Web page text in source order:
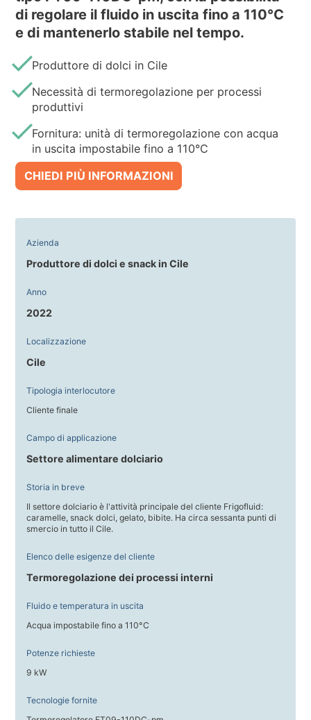
di regolare il fluido in uscita fino a 110°C
e di mantenerlo stabile nel tempo.
Produttore di dolci in Cile
Necessità di termoregolazione per processi
produttivi
Fornitura: unità di termoregolazione con acqua
in uscita impostabile fino a 110°C
CHIEDI PIÙ INFORMAZIONI
Azienda
Produttore di dolci e snack in Cile
Anno
2022
Localizzazione
Cile
Tipologia interlocutore
Cliente finale
Campo di applicazione
Settore alimentare dolciario
Storia in breve
Il settore dolciario è l'attività principale del cliente Frigofluid:
caramelle, snack dolci, gelato, bibite. Ha circa sessanta punti di
smercio in tutto il Cile.
Elenco delle esigenze del cliente
Termoregolazione dei processi interni
Fluido e temperatura in uscita
Acqua impostabile fino a 110°C
Potenze richieste
9 kW
Tecnologie fornite